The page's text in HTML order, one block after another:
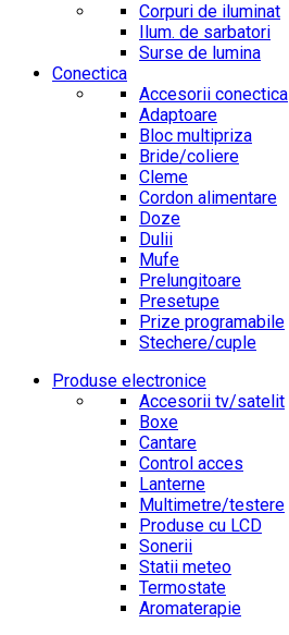
Corpuri de iluminat
Ilum. de sarbatori
Surse de lumina
Conectica
Accesorii conectica
Adaptoare
Bloc multipriza
Bride/coliere
Cleme
Cordon alimentare
Doze
Dulii
Mufe
Prelungitoare
Presetupe
Prize programabile
Stechere/cuple
Produse electronice
Accesorii tv/satelit
Boxe
Cantare
Control acces
Lanterne
Multimetre/testere
Produse cu LCD
Sonerii
Statii meteo
Termostate
Aromaterapie